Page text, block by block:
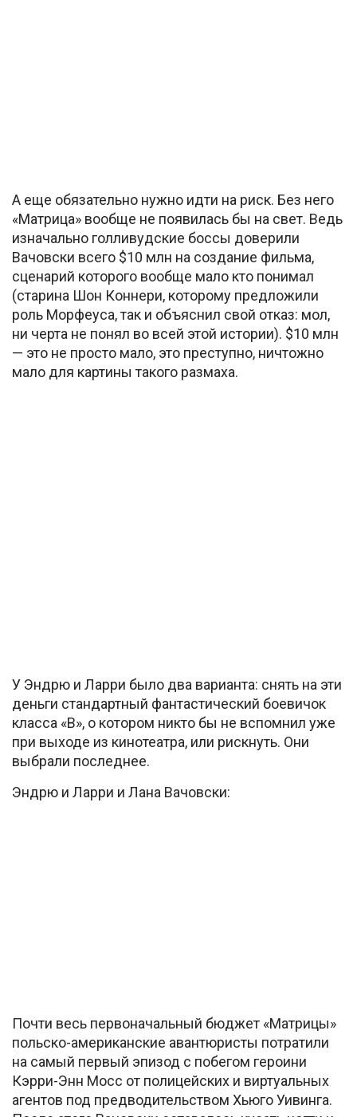
А еще обязательно нужно идти на риск. Без него
«Матрица» вообще не появилась бы на свет. Ведь
изначально голливудские боссы доверили
Вачовски всего $10 млн на создание фильма,
сценарий которого вообще мало кто понимал
(старина Шон Коннери, которому предложили
роль Морфеуса, так и объяснил свой отказ: мол,
ни черта не понял во всей этой истории). $10 млн
— это не просто мало, это преступно, ничтожно
мало для картины такого размаха.
У Эндрю и Ларри было два варианта: снять на эти
деньги стандартный фантастический боевичок
класса «B», о котором никто бы не вспомнил уже
при выходе из кинотеатра, или рискнуть. Они
выбрали последнее.
Эндрю и Ларри и Лана Вачовски:
Почти весь первоначальный бюджет «Матрицы»
польско-американские авантюристы потратили
на самый первый эпизод с побегом героини
Кэрри-Энн Мосс от полицейских и виртуальных
агентов под предводительством Хьюго Уивинга.